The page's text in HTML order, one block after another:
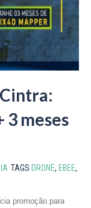
3 meses
TAGS DRONE, EBEE,
promoção para